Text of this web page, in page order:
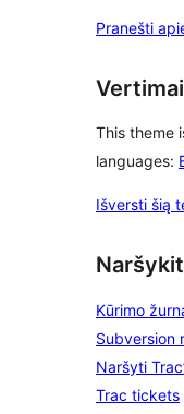
Pranešti
Vertimai
This theme
languages:
Išversti šią
Kūrimo
Subversion
Naršyti
Trac tickets